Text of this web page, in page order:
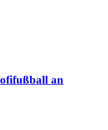
an